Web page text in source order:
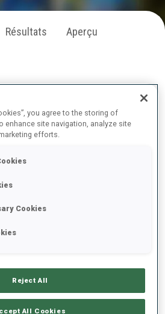
Résultats Aperçu
2026
you agree to the storing of
enhance site navigation, analyze site
efforts.
Cookies
Reject All
All Cookies